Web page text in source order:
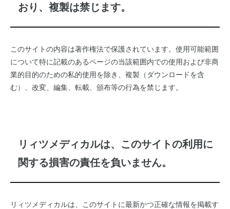
おり、複製は禁じます。
このサイトの内容は著作権法で保護されています。使用可能範囲
について特に記載のあるページの当該範囲内での使用および非商
業的目的のための私的使用を除き、複製（ダウンロードを含
む）、改変、編集、転載、頒布等の行為を禁じます。
リィツメディカルは、このサイトの利用に
関する損害の責任を負いません。
リィツメディカルは、このサイトに最新かつ正確な情報を掲載す